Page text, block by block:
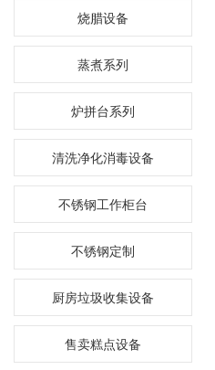
烧腊设备
蒸煮系列
炉拼台系列
清洗净化消毒设备
不锈钢工作柜台
不锈钢定制
厨房垃圾收集设备
售卖糕点设备